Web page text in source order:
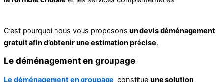
C’est pourquoi nous vous proposons un devis déménagement
gratuit afin d’obtenir une estimation précise.
Le déménagement en groupage
Le déménagement en groupage constitue une solution